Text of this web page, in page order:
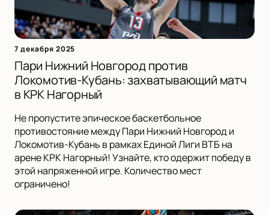
7 декабря 2025
Пари Нижний Новгород против
Локомотив-Кубань: захватывающий матч
в КРК Нагорный
Не пропустите эпическое баскетбольное
противостояние между Пари Нижний Новгород и
Локомотив-Кубань в рамках Единой Лиги ВТБ на
арене КРК Нагорный! Узнайте, кто одержит победу в
этой напряженной игре. Количество мест
ограничено!